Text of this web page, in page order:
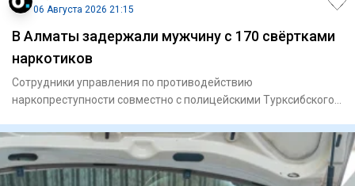
06 Августа 2026 21:15
В Алматы задержали мужчину с 170 свёртками
наркотиков
Сотрудники управления по противодействию
наркопреступности совместно с полицейскими Турксибского